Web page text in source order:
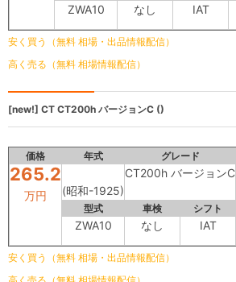
ZWA10 なし IAT
安く買う（無料 相場・出品情報配信）
高く売る（無料 相場情報配信）
[new!] CT CT200h バージョンC ()
価格 年式 グレード
265.2
万円 (昭和-1925)
CT200h バージョンC
型式 車検 シフト
ZWA10 なし IAT
安く買う（無料 相場・出品情報配信）